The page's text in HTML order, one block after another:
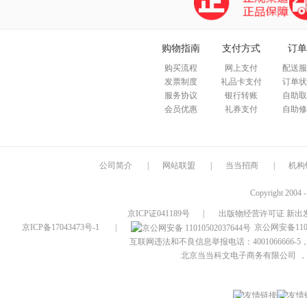
购物指南
购买流程
发票制度
服务协议
会员优惠
支付方式
网上支付
礼品卡支付
银行转账
礼券支付
订
配送
订单
自助
自助
公司简介 网站联盟 当当招商 机构
Copyright 2004
京ICP证041189号
出版物经营许可证 新出
京ICP备17043473号-1
京公网安备
互联网违法和不良信息举报电话：4001066666-5
北京当当科文电子商务有限公司